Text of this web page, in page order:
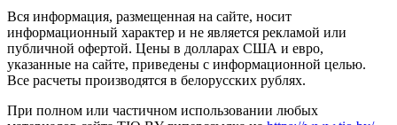
Вся информация, размещенная на сайте, носит
информационный характер и не является рекламой или
публичной офертой. Цены в долларах США и евро,
указанные на сайте, приведены с информационной целью.
Все расчеты производятся в белорусских рублях.
При полном или частичном использовании любых